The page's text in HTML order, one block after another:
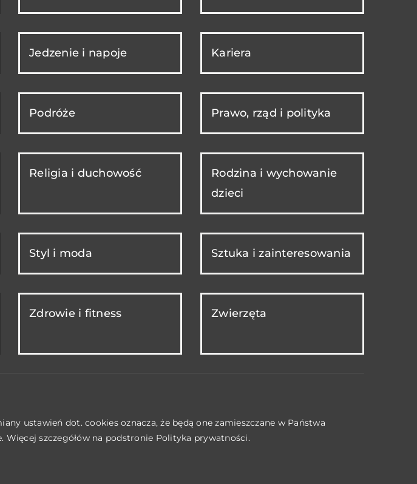
Jedzenie i napoje Kariera
Podróże Prawo, rząd i polityka
Religia i duchowość
Rodzina i wychowanie
dzieci
Styl i moda Sztuka i zainteresowania
Zdrowie i fitness Zwierzęta
ustawień dot. cookies oznacza, że będą one zamieszczane w Państwa
szczegółów na podstronie Polityka prywatności.